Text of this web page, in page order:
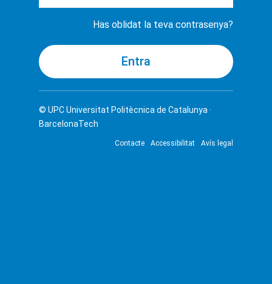
Has oblidat la teva contrasenya?
© UPCUniversitat Politècnica de Catalunya ·
BarcelonaTech
Contacte Accessibilitat Avís legal